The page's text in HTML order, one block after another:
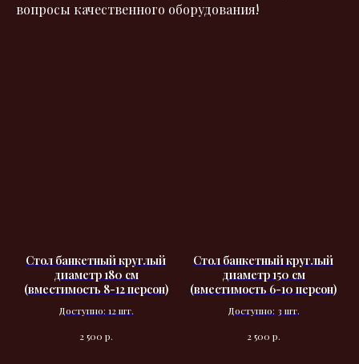
вопросы качественного оборудования!
Стол банкетный круглый
диаметр 180 см
(вместимость 8-12 персон)
Доступно: 12 шт.
2 500 р.
Стол банкетный круглый
диаметр 150 см
(вместимость 6-10 персон)
Доступно: 3 шт.
2 500 р.